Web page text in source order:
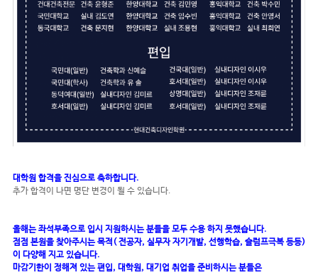
대학원 합격을 진심으로 축하합니다.
추가 합격이 나면 명단 변경이 될 수 있습니다.
올해는 좌석부족으로 입시 지원하시는 분들을 모두 수용 하지 못했습니다.
점점 본원을 찾아주시는 목적( 전공자, 실무자 자기개발, 선행학습, 슬럼프극복 등등)
이 다양해 지고 있습니다.
마감기한이 정해져 있는 편입, 대학원, 대기업 취업을 준비하시는 분들은